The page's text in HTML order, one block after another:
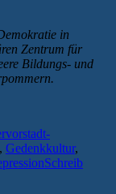
in
Zentrum für
Bildungs- und
, Gedenkkultur,
Schreib